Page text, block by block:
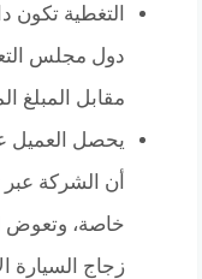
التغطية تكون
دول مجلس
مقابل المبلغ
يحصل العميل
أن الشركة عبر
خاصة، وتعوض
زجاج السيارة